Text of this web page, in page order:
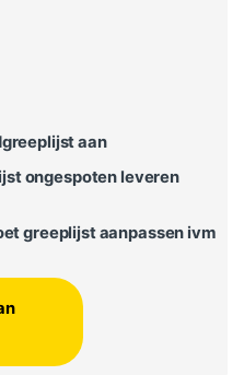
aan
ongespoten leveren
greeplijst aanpassen ivm